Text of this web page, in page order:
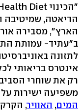
הדיאטה, שמיטיבה
הארץ", מסבירה
ב"עתיד- עמותת
לתזונה
אינטרס בריאותי
רק את שוחרי
משפיעה ישירות
המים, האוויר,